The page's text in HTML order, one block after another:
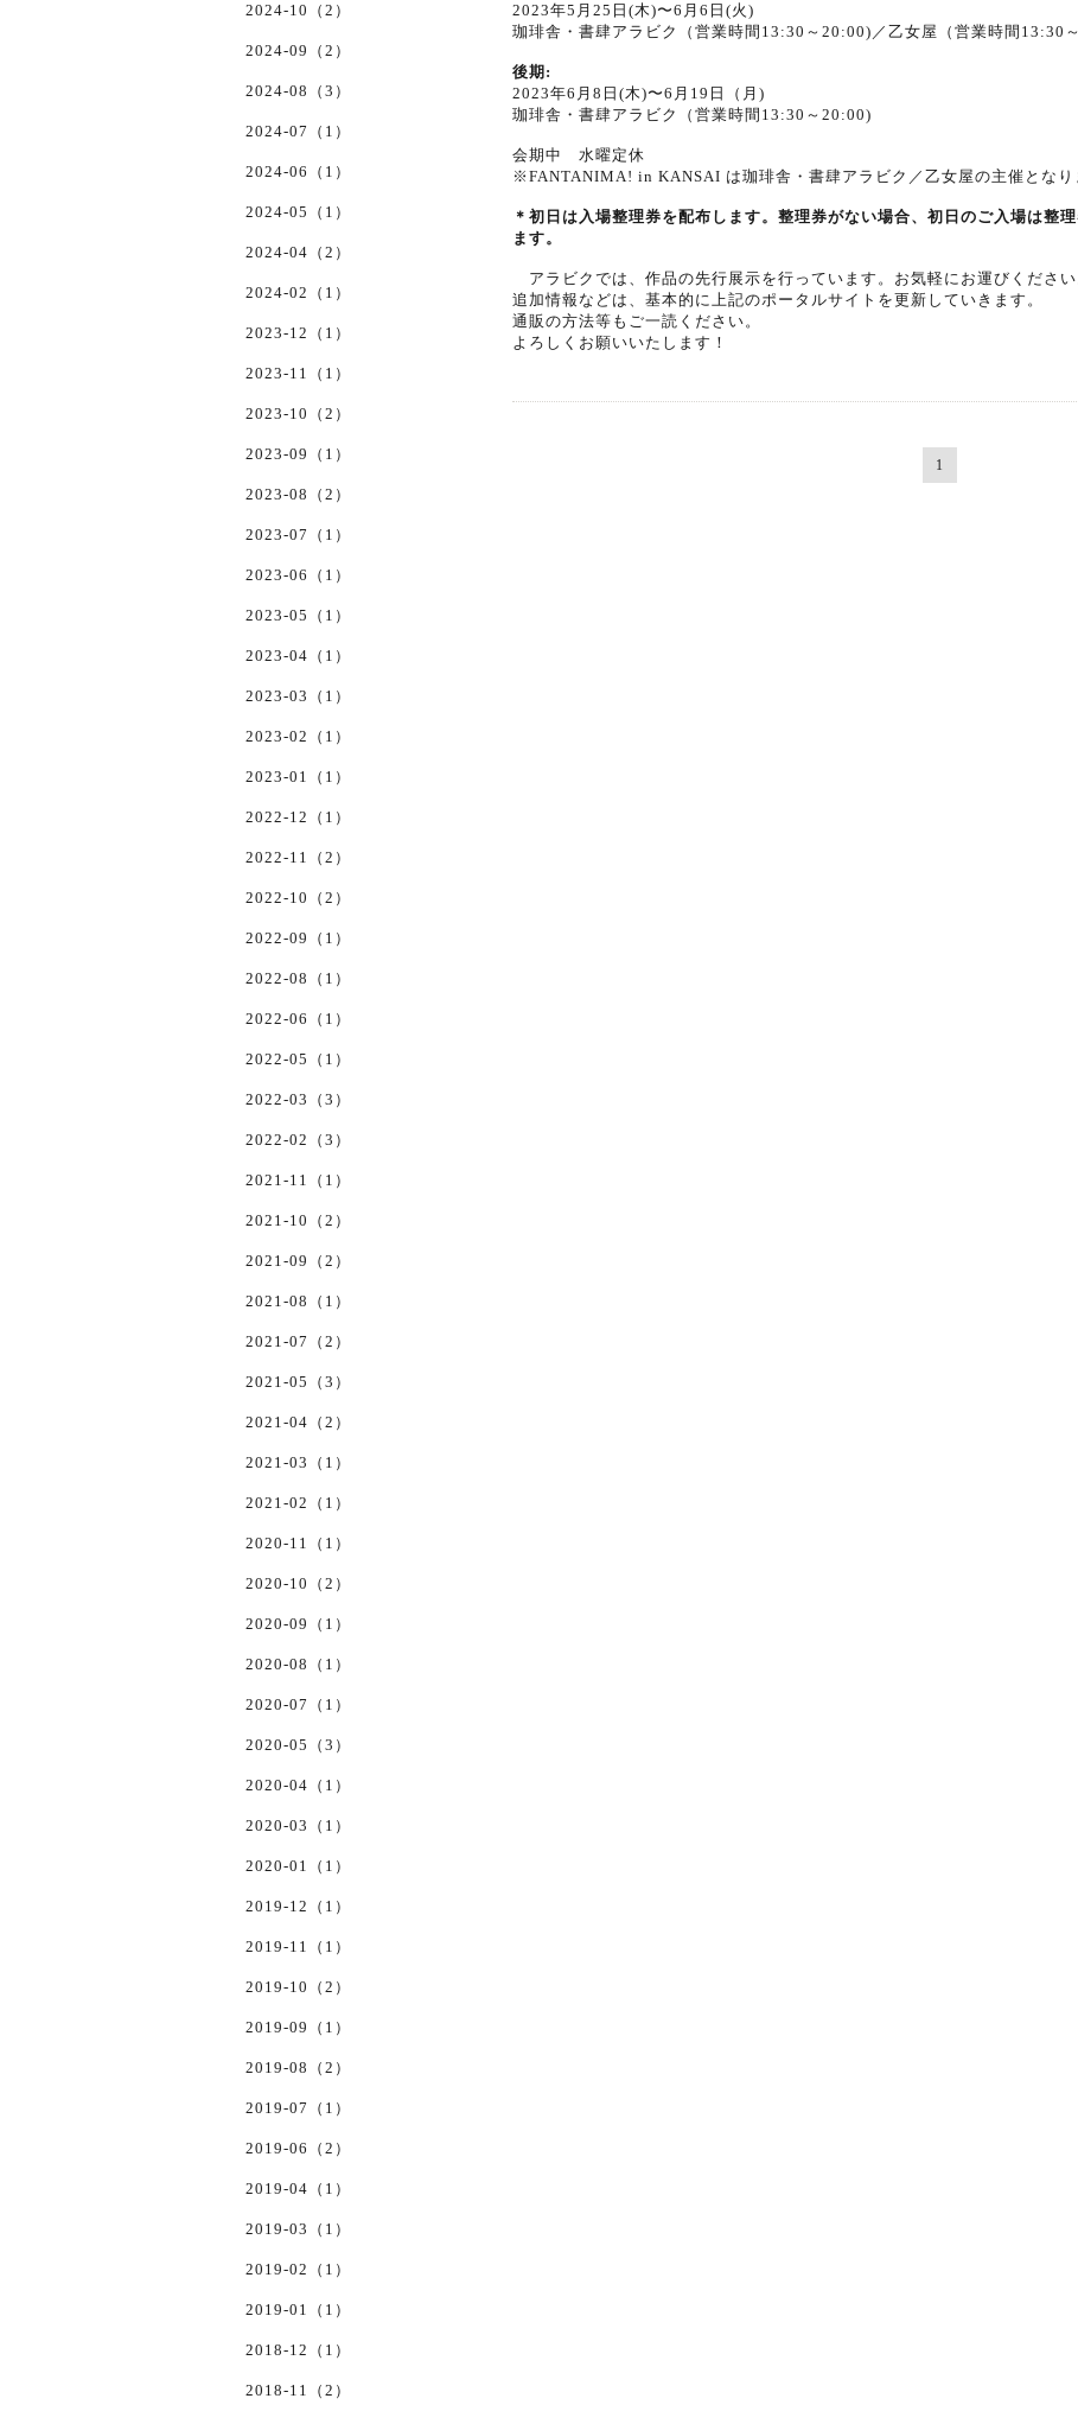
2023年5月25日(木)〜6月6日(火)
珈琲舎・書肆アラビク（営業時間13:30～20:00)／乙女屋（営業時間13:30
後期:
2023年6月8日(木)〜6月19日（月)
珈琲舎・書肆アラビク（営業時間13:30～20:00)
会期中 水曜定休
※FANTANIMA! in KANSAI は珈琲舎・書肆アラビク／乙女屋の主催となり
＊初日は入場整理券を配布します。整理券がない場合、初日のご入場は整
ます。
アラビクでは、作品の先行展示を行っています。お気軽にお運びください
追加情報などは、基本的に上記のポータルサイトを更新していきます。
通販の方法等もご一読ください。
よろしくお願いいたします！
1
2024-10（2）
2024-09（2）
2024-08（3）
2024-07（1）
2024-06（1）
2024-05（1）
2024-04（2）
2024-02（1）
2023-12（1）
2023-11（1）
2023-10（2）
2023-09（1）
2023-08（2）
2023-07（1）
2023-06（1）
2023-05（1）
2023-04（1）
2023-03（1）
2023-02（1）
2023-01（1）
2022-12（1）
2022-11（2）
2022-10（2）
2022-09（1）
2022-08（1）
2022-06（1）
2022-05（1）
2022-03（3）
2022-02（3）
2021-11（1）
2021-10（2）
2021-09（2）
2021-08（1）
2021-07（2）
2021-05（3）
2021-04（2）
2021-03（1）
2021-02（1）
2020-11（1）
2020-10（2）
2020-09（1）
2020-08（1）
2020-07（1）
2020-05（3）
2020-04（1）
2020-03（1）
2020-01（1）
2019-12（1）
2019-11（1）
2019-10（2）
2019-09（1）
2019-08（2）
2019-07（1）
2019-06（2）
2019-04（1）
2019-03（1）
2019-02（1）
2019-01（1）
2018-12（1）
2018-11（2）